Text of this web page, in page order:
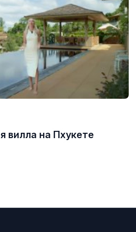
вилла на Пхукете